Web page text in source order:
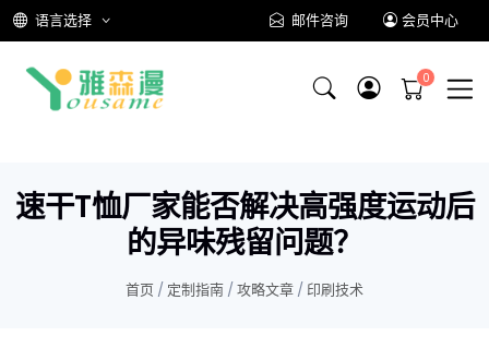
语言选择 邮件咨询 会员中心
速干T恤厂家能否解决高强度运动后
的异味残留问题？
首页 / 定制指南 / 攻略文章 / 印刷技术